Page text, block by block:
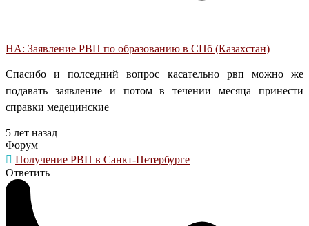
НА: Заявление РВП по образованию в СПб (Казахстан)
Спасибо и полседний вопрос касательно рвп можно же
подавать заявление и потом в течении месяца принести
справки медецинские
5 лет назад
Форум
Получение РВП в Санкт-Петербурге
Ответить